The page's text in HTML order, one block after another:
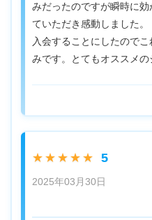
みだったのですが瞬時に
ていただき感動しました。
入会することにしたので
みです。とてもオススメの
★★★★★ 5
2025年03月30日